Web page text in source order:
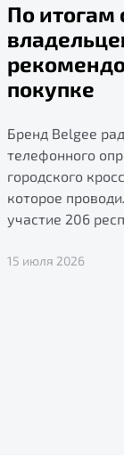
По итогам
покупке
Бренд Belgee
телефонного
городского
которое
участие 206
15 июля 2026